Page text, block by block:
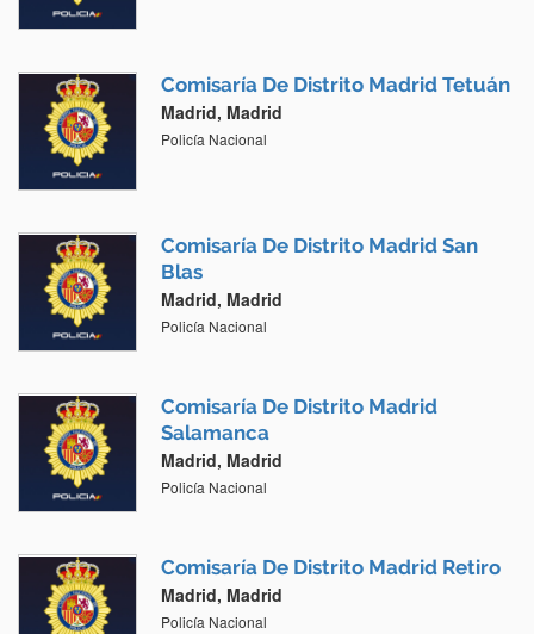
Comisaría De Distrito Madrid Tetuán
Madrid, Madrid
Policía Nacional
Comisaría De Distrito Madrid San
Blas
Madrid, Madrid
Policía Nacional
Comisaría De Distrito Madrid
Salamanca
Madrid, Madrid
Policía Nacional
Comisaría De Distrito Madrid Retiro
Madrid, Madrid
Policía Nacional